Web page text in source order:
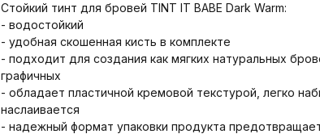
Стойкий тинт для бровей TINT IT BABE Dark Warm:
- водостойкий
- удобная скошенная кисть в комплекте
- подходит для создания как мягких натуральных
графичных
- обладает пластичной кремовой текстурой, легко
наслаивается
- надежный формат упаковки продукта